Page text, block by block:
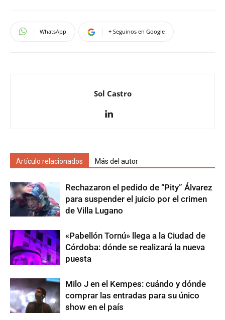
WhatsApp + Seguinos en Google
Sol Castro
Artículo relacionados Más del autor
Rechazaron el pedido de “Pity” Álvarez
para suspender el juicio por el crimen
de Villa Lugano
«Pabellón Tornú» llega a la Ciudad de
Córdoba: dónde se realizará la nueva
puesta
Milo J en el Kempes: cuándo y dónde
comprar las entradas para su único
show en el país